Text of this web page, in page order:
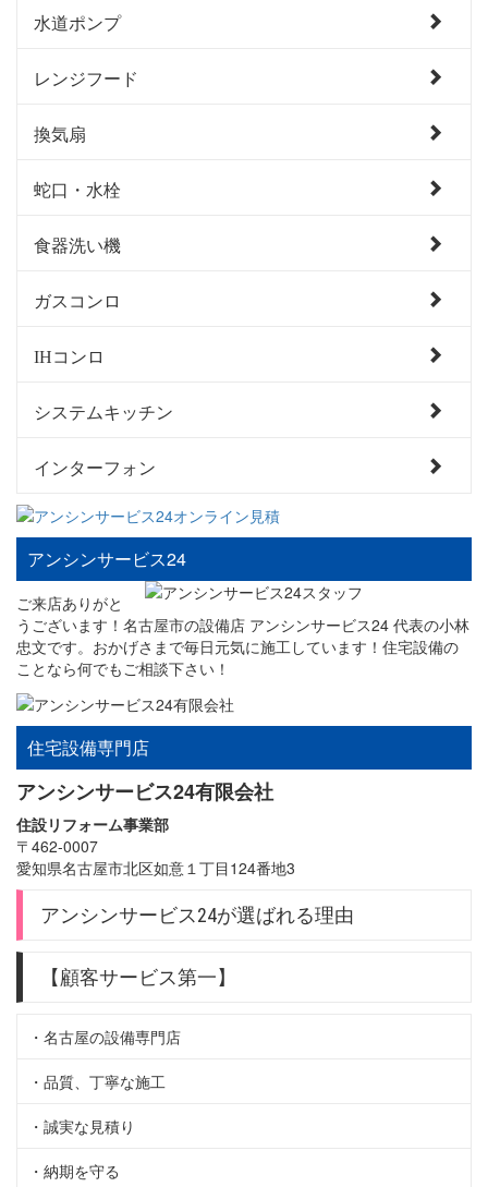
水道ポンプ
レンジフード
換気扇
蛇口・水栓
食器洗い機
ガスコンロ
IHコンロ
システムキッチン
インターフォン
アンシンサービス24
ご来店ありがと
うございます！名古屋市の設備店 アンシンサービス24 代表の小林
忠文です。おかげさまで毎日元気に施工しています！住宅設備の
ことなら何でもご相談下さい！
住宅設備専門店
アンシンサービス24有限会社
住設リフォーム事業部
〒462-0007
愛知県名古屋市北区如意１丁目124番地3
アンシンサービス24が選ばれる理由
【顧客サービス第一】
・名古屋の設備専門店
・品質、丁寧な施工
・誠実な見積り
・納期を守る